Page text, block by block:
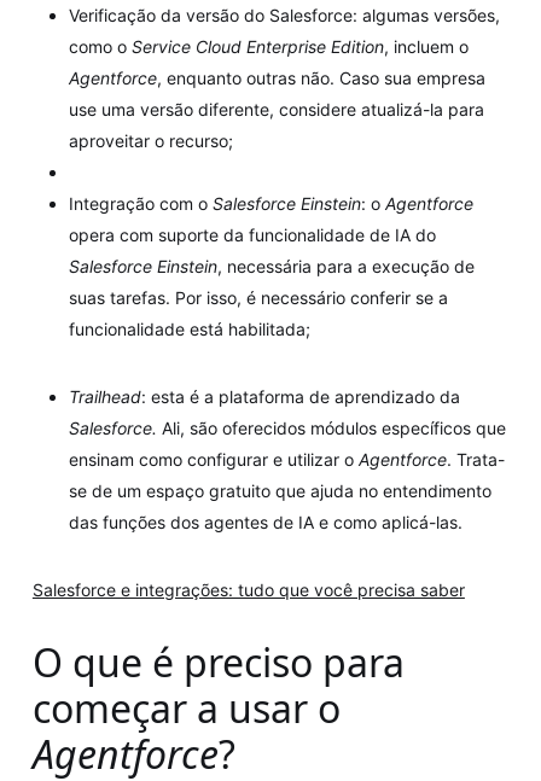
Verificação da versão do Salesforce: algumas versões,
como o Service Cloud Enterprise Edition, incluem o
Agentforce, enquanto outras não. Caso sua empresa
use uma versão diferente, considere atualizá-la para
aproveitar o recurso;
Integração com o Salesforce Einstein: o Agentforce
opera com suporte da funcionalidade de IA do
Salesforce Einstein, necessária para a execução de
suas tarefas. Por isso, é necessário conferir se a
funcionalidade está habilitada;
Trailhead: esta é a plataforma de aprendizado da
Salesforce. Ali, são oferecidos módulos específicos que
ensinam como configurar e utilizar o Agentforce. Trata-
se de um espaço gratuito que ajuda no entendimento
das funções dos agentes de IA e como aplicá-las.
Salesforce e integrações: tudo que você precisa saber
O que é preciso para
começar a usar o
Agentforce?